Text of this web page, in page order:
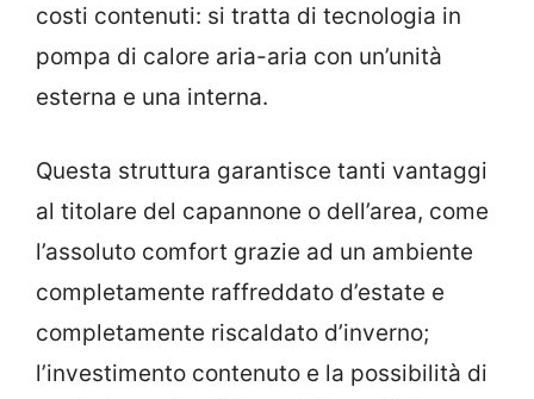
costi contenuti: si tratta di tecnologia in
pompa di calore aria-aria con un’unità
esterna e una interna.
Questa struttura garantisce tanti vantaggi
al titolare del capannone o dell’area, come
l’assoluto comfort grazie ad un ambiente
completamente raffreddato d’estate e
completamente riscaldato d’inverno;
l’investimento contenuto e la possibilità di